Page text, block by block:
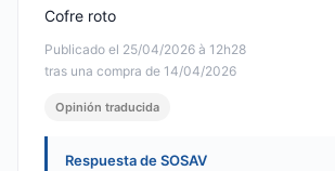
Publicado el 25/04/2026 à 12h28
tras una compra de 14/04/2026
Cofre roto
Opinión traducida
Respuesta de SOSAV